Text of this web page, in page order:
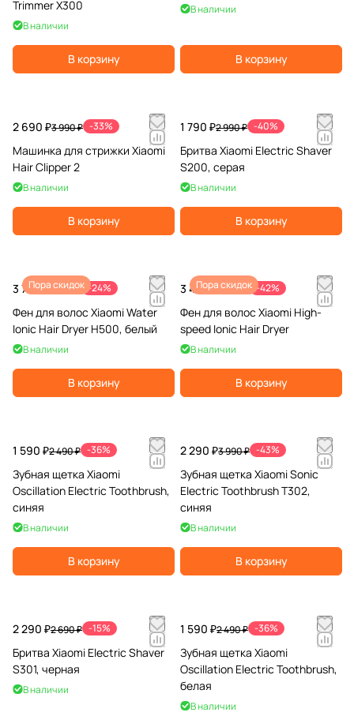
Trimmer X300
В наличии
В корзину
В наличии
В корзину
2 690 ₽3 990 ₽ -33%
Машинка для стрижки Xiaomi
Hair Clipper 2
В наличии
В корзину
1 790 ₽2 990 ₽ -40%
Бритва Xiaomi Electric Shaver
S200, серая
В наличии
В корзину
Пора скидок
3 790 ₽4 990 ₽ -24%
Фен для волос Xiaomi Water
Ionic Hair Dryer H500, белый
В наличии
В корзину
Пора скидок
3 490 ₽5 990 ₽ -42%
Фен для волос Xiaomi High-
speed Ionic Hair Dryer
В наличии
В корзину
1 590 ₽2 490 ₽ -36%
Зубная щетка Xiaomi
Oscillation Electric Toothbrush,
синяя
В наличии
В корзину
2 290 ₽3 990 ₽ -43%
Зубная щетка Xiaomi Sonic
Electric Toothbrush T302,
синяя
В наличии
В корзину
2 290 ₽2 690 ₽ -15%
Бритва Xiaomi Electric Shaver
S301, черная
В наличии
1 590 ₽2 490 ₽ -36%
Зубная щетка Xiaomi
Oscillation Electric Toothbrush,
белая
В наличии